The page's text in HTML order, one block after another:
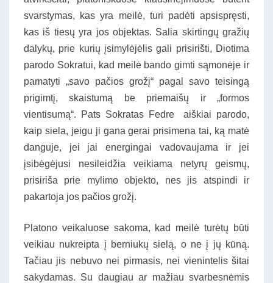
svarstymas, kas yra meilė, turi padėti apsispręsti,
kas iš tiesų yra jos objektas. Salia skirtingų gražių
dalykų, prie kurių įsimylėjėlis gali prisirišti, Diotima
parodo Sokratui, kad meilė bando gimti sąmonėje ir
pamatyti „savo pačios grožį“ pagal savo teisingą
prigimtį, skaistumą be priemaišų ir „formos
vientisumą“. Pats Sokratas Fedre aiškiai parodo,
kaip siela, jeigu ji gana gerai prisimena tai, ką matė
danguje, jei jai energingai vadovaujama ir jei
įsibėgėjusi nesileidžia veikiama netyrų geismų,
prisiriša prie mylimo objekto, nes jis atspindi ir
pakartoja jos pačios grožį.
Platono veikaluose sakoma, kad meilė turėtų būti
veikiau nukreipta į berniukų sielą, o ne į jų kūną.
Tačiau jis nebuvo nei pirmasis, nei vienintelis šitai
sakydamas. Su daugiau ar mažiau svarbesnėmis